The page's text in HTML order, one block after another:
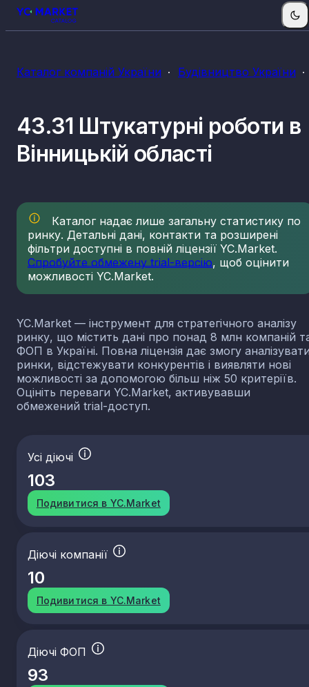
Каталог компаній України Будівництво України
43.31 Штукатурні роботи в
Вінницькій області
Каталог надає лише загальну статистику по
ринку. Детальні дані, контакти та розширені
фільтри доступні в повній ліцензії YC.Market.
Спробуйте обмежену trial-версію, щоб оцінити
можливості YC.Market.
YC.Market — інструмент для стратегічного аналізу
ринку, що містить дані про понад 8 млн компаній
ФОП в Україні. Повна ліцензія дає змогу
ринки, відстежувати конкурентів і виявляти нові
можливості за допомогою більш ніж 50 критеріїв.
Оцініть переваги YC.Market, активувавши
обмежений trial-доступ.
Усі діючі
103
Подивитися в YC.Market
Діючі компанії
10
Подивитися в YC.Market
Діючі ФОП
93